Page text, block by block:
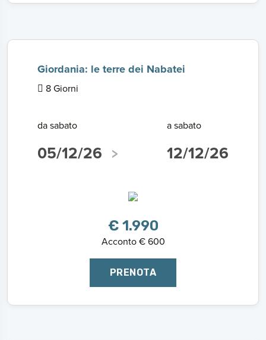
Giordania: le terre dei Nabatei
8 Giorni
da sabato
05/12/26
a sabato
12/12/26
€ 1.990
Acconto € 600
PRENOTA